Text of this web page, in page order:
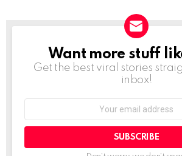
NEWSLETTER
Want more stuff
Get the best viral stories
inbox!